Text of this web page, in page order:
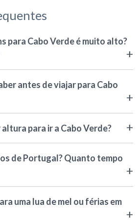
para Cabo Verde é muito alto?
antes de viajar para Cabo
para ir a Cabo Verde?
de Portugal? Quanto tempo
uma lua de mel ou férias em